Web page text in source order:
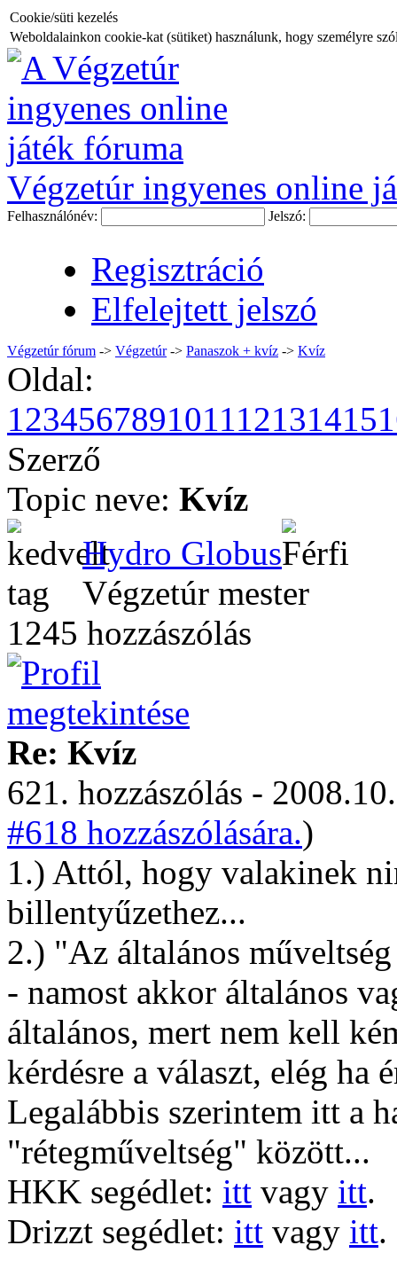
Cookie/süti kezelés
Weboldalainkon cookie-kat (sütiket) használunk, hogy személyre
Végzetúr ingyenes online
Felhasználónév: Jelszó:
Regisztráció
Elfelejtett jelszó
Végzetúr fórum -> Végzetúr-> Panaszok + kvíz -> Kvíz
Oldal:
123456789101112131415
Szerző
Topic neve: Kvíz
Hydro Globus
Végzetúr mester
1245 hozzászólás
Re: Kvíz
621. hozzászólás -
#618 hozzászólására.)
1.) Attól, hogy valakinek
billentyűzethez...
2.) "Az általános
- namost akkor általános
általános, mert nem kell
kérdésre a választ, elég ha
Legalábbis szerintem itt a
"rétegműveltség" között...
HKK segédlet: itt vagy itt.
Drizzt segédlet: itt vagy itt.